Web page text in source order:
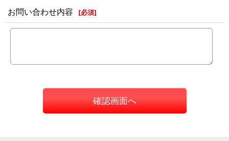
お問い合わせ内容 [必須]
確認画面へ